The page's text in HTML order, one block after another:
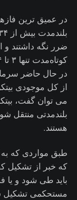
در عمیق ترین
ضرر نگه داشتند
از کل موجودی
می توان گفت،
بلندمدتی منتقل
هستند.
طبق مواردی که به
که خبر از تشکیل
باید طی شود و یا
مستحکمی تشکیل